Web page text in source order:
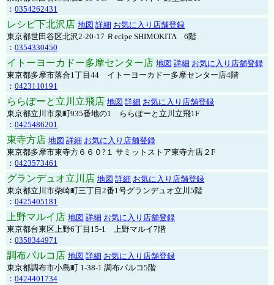
： 0354262431
レシピ下北沢店 地図 詳細 お気に入り店舗登録
東京都世田谷区北沢2-20-17 Ｒecipe SHIMOKITA 6階
： 0354330450
イトーヨーカドー多摩センター店 地図 詳細 お気に入り店舗登録
東京都多摩市落合1丁目44 イトーヨーカドー多摩センター店4階
： 0423110191
ららぽーと立川立飛店 地図 詳細 お気に入り店舗登録
東京都立川市泉町935番地の1 ららぽーと立川立飛1F
： 0425486201
東寺方店 地図 詳細 お気に入り店舗登録
東京都多摩市東寺方６６０?１ サミットストア東寺方店２F
： 0423573461
グランデュオ立川店 地図 詳細 お気に入り店舗登録
東京都立川市柴崎町三丁目2番1号グランデュオ立川5階
： 0425405181
上野マルイ店 地図 詳細 お気に入り店舗登録
東京都台東区上野6丁目15-1 上野マルイ7階
： 0358344971
調布パルコ店 地図 詳細 お気に入り店舗登録
東京都調布市小島町 1-38-1 調布パルコ5階
： 0424401734